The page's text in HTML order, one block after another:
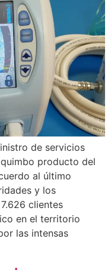
de servicios
producto del
al último
y los
clientes
en el territorio
las intensas